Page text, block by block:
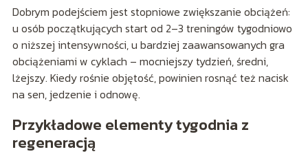
Dobrym podejściem jest stopniowe zwiększanie obciążeń:
u osób początkujących start od 2–3 treningów tygodniowo
o niższej intensywności, u bardziej zaawansowanych gra
obciążeniami w cyklach – mocniejszy tydzień, średni,
lżejszy. Kiedy rośnie objętość, powinien rosnąć też nacisk
na sen, jedzenie i odnowę.
Przykładowe elementy tygodnia z
regeneracją